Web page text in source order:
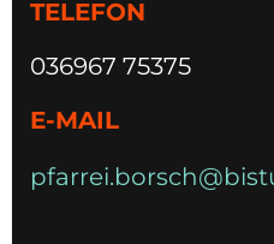
TELEFON
036967 75375
E-MAIL